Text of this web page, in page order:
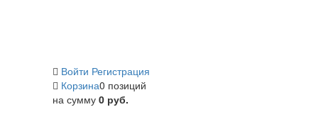
Войти Регистрация
Корзина0 позиций
на сумму 0 руб.